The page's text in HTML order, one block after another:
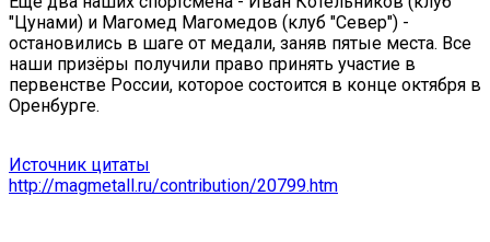
"Цунами) и Магомед Магомедов (клуб "Север") -
остановились в шаге от медали, заняв пятые места. Все
наши призёры получили право принять участие в
первенстве России, которое состоится в конце октября в
Оренбурге.
Источник цитаты
http://magmetall.ru/contribution/20799.htm